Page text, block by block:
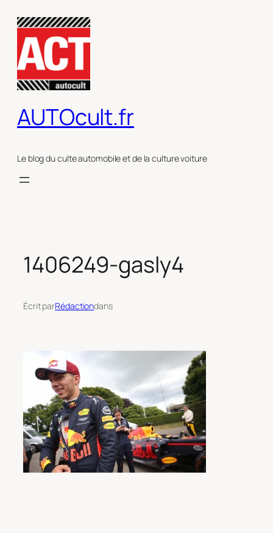
contenu
AUTOcult.fr
Le blog du culte automobile et de la culture voiture
1406249-gasly4
Écrit parRédactiondans